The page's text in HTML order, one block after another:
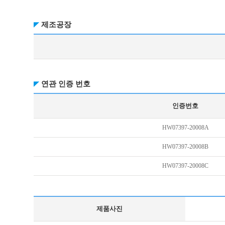
제조공장
연관 인증 번호
인증번호
HW07397-20008A
HW07397-20008B
HW07397-20008C
제품사진